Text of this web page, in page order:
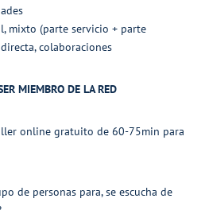
mixto (parte servicio + parte
colaboraciones
MIEMBRO DE LA RED
online gratuito de 60-75min para
de personas para, se escucha de